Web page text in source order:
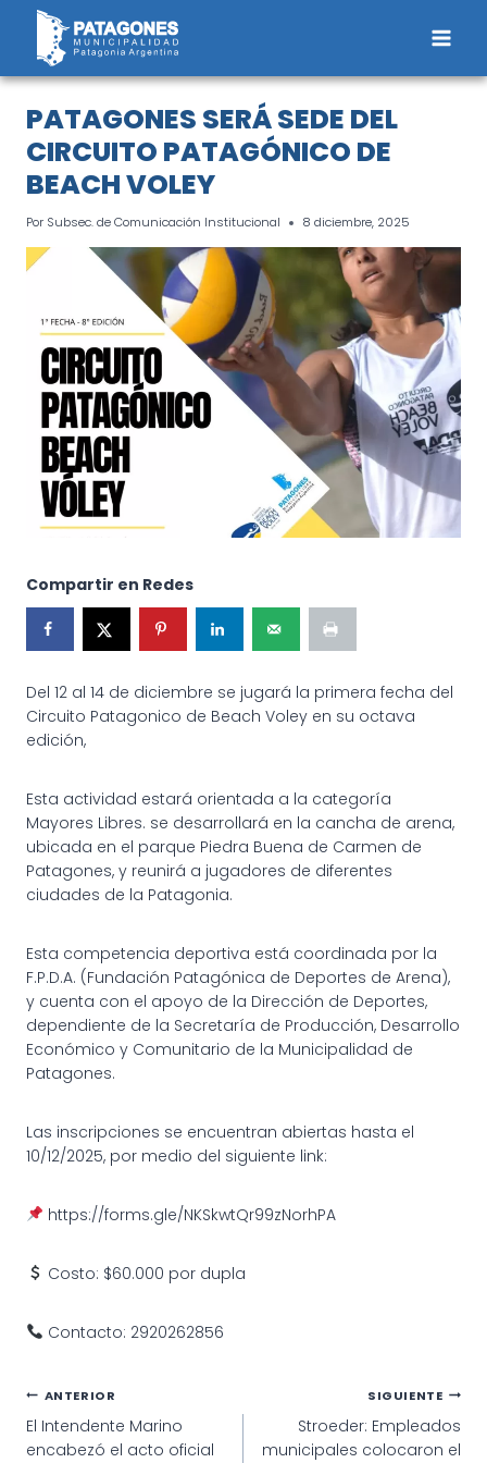
Saltar
contenido
PATAGONES SERÁ SEDE DEL
CIRCUITO PATAGÓNICO DE
BEACH VOLEY
Por Subsec. de Comunicación Institucional 8 diciembre, 2025
Compartir en Redes
Del 12 al 14 de diciembre se jugará la primera fecha del
Circuito Patagonico de Beach Voley en su octava
edición,
Esta actividad estará orientada a la categoría
Mayores Libres. se desarrollará en la cancha de arena,
ubicada en el parque Piedra Buena de Carmen de
Patagones, y reunirá a jugadores de diferentes
ciudades de la Patagonia.
Esta competencia deportiva está coordinada por la
F.P.D.A. (Fundación Patagónica de Deportes de Arena),
y cuenta con el apoyo de la Dirección de Deportes,
dependiente de la Secretaría de Producción, Desarrollo
Económico y Comunitario de la Municipalidad de
Patagones.
Las inscripciones se encuentran abiertas hasta el
10/12/2025, por medio del siguiente link:
https://forms.gle/NKSkwtQr99zNorhPA
Costo: $60.000 por dupla
Contacto: 2920262856
Navegación
de
ANTERIOR
El Intendente Marino
encabezó el acto oficial
SIGUIENTE
Stroeder: Empleados
municipales colocaron el